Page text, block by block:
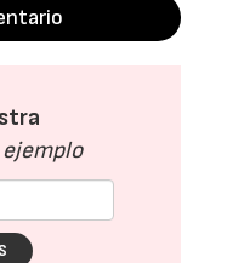
ejemplo